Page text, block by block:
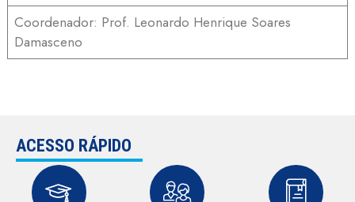
Coordenador: Prof. Leonardo Henrique Soares
Damasceno
ACESSO RÁPIDO